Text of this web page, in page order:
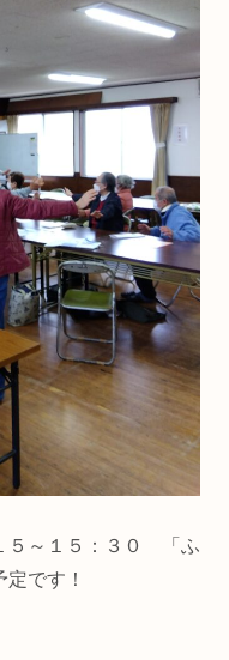
５～１５：３０ 「ふ
です！